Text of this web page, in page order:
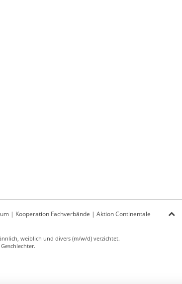
| Kooperation Fachverbände | Aktion Continentale
weiblich und divers (m/w/d) verzichtet.